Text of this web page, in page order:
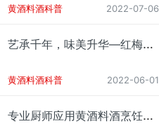
酒小常识》
黄酒料酒科普 2022-07-06
艺承千年，味美升华—红梅黄
黄酒料酒科普 2022-06-01
专业厨师应用黄酒料酒烹饪各